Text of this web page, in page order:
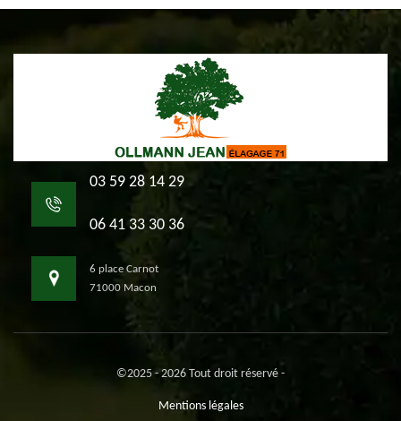
03 59 28 14 29
06 41 33 30 36
6 place Carnot
71000 Macon
©2025 - 2026 Tout droit réservé -
Mentions légales